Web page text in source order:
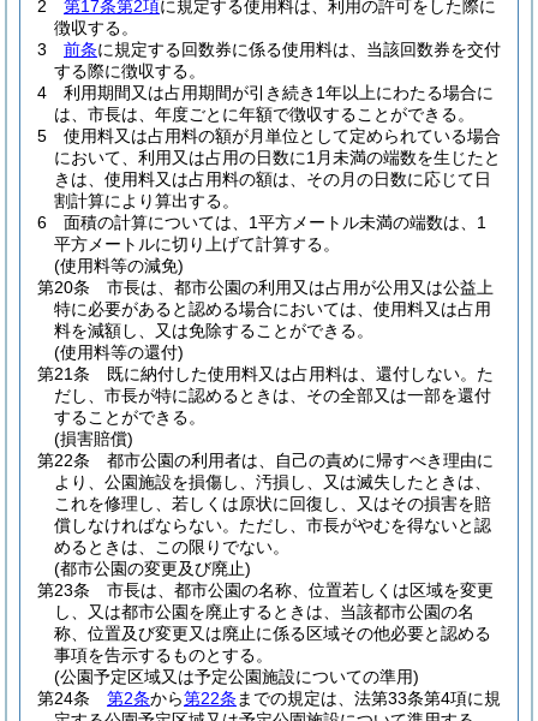
2
第17条第2項に規定する使用料は、利用の許可をした際に
徴収する。
3
前条に規定する回数券に係る使用料は、当該回数券を交付
する際に徴収する。
4
利用期間又は占用期間が引き続き1年以上にわたる場合に
は、市長は、年度ごとに年額で徴収することができる。
5
使用料又は占用料の額が月単位として定められている場合
において、利用又は占用の日数に1月未満の端数を生じたと
きは、使用料又は占用料の額は、その月の日数に応じて日
割計算により算出する。
6
面積の計算については、1平方メートル未満の端数は、1
平方メートルに切り上げて計算する。
(使用料等の減免)
第20条
市長は、都市公園の利用又は占用が公用又は公益上
特に必要があると認める場合においては、使用料又は占用
料を減額し、又は免除することができる。
(使用料等の還付)
第21条
既に納付した使用料又は占用料は、還付しない。 た
だし、市長が特に認めるときは、その全部又は一部を還付
することができる。
(損害賠償)
第22条
都市公園の利用者は、自己の責めに帰すべき理由に
より、公園施設を損傷し、汚損し、又は滅失したときは、
これを修理し、若しくは原状に回復し、又はその損害を賠
償しなければならない。 ただし、市長がやむを得ないと認
めるときは、この限りでない。
(都市公園の変更及び廃止)
第23条
市長は、都市公園の名称、位置若しくは区域を変更
し、又は都市公園を廃止するときは、当該都市公園の名
称、位置及び変更又は廃止に係る区域その他必要と認める
事項を告示するものとする。
(公園予定区域又は予定公園施設についての準用)
第24条
第2条から第22条 までの規定は、法第33条第4項に規